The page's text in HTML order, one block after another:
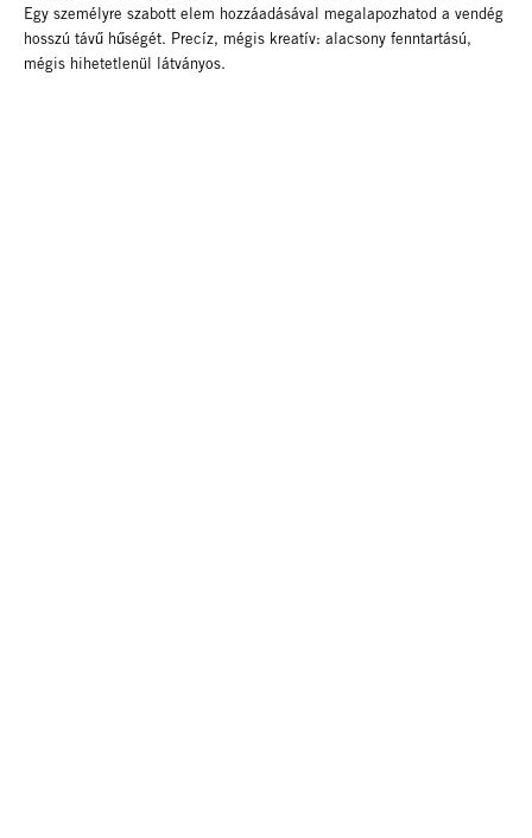
Egy személyre szabott elem hozzáadásával megalapozhatod a vendég
hosszú távű hűségét. Precíz, mégis kreatív: alacsony fenntartású,
mégis hihetetlenül látványos.